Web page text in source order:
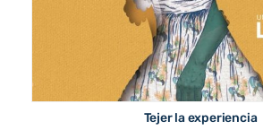
Tejer la experiencia